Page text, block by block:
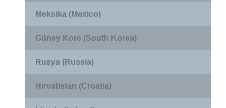
Meksika (Mexico)
Güney Kore (South Korea)
Rusya (Russia)
Hırvatistan (Croatia)